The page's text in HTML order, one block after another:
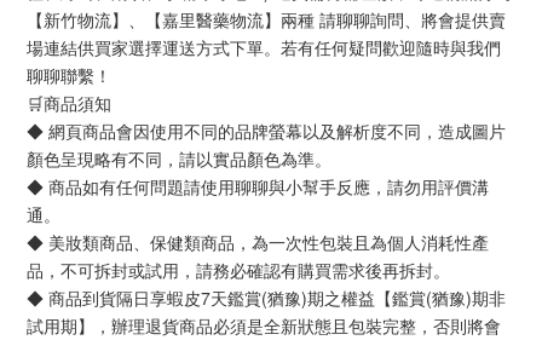
【新竹物流】、【嘉里醫藥物流】兩種 請聊聊詢問、將會提供賣
場連結供買家選擇運送方式下單。若有任何疑問歡迎隨時與我們
聊聊聯繫！
🛒商品須知
◆ 網頁商品會因使用不同的品牌螢幕以及解析度不同，造成圖片
顏色呈現略有不同，請以實品顏色為準。
◆ 商品如有任何問題請使用聊聊與小幫手反應，請勿用評價溝
通。
◆ 美妝類商品、保健類商品，為一次性包裝且為個人消耗性產
品，不可拆封或試用，請務必確認有購買需求後再拆封。
◆ 商品到貨隔日享蝦皮7天鑑賞(猶豫)期之權益【鑑賞(猶豫)期非
試用期】，辦理退貨商品必須是全新狀態且包裝完整，否則將會